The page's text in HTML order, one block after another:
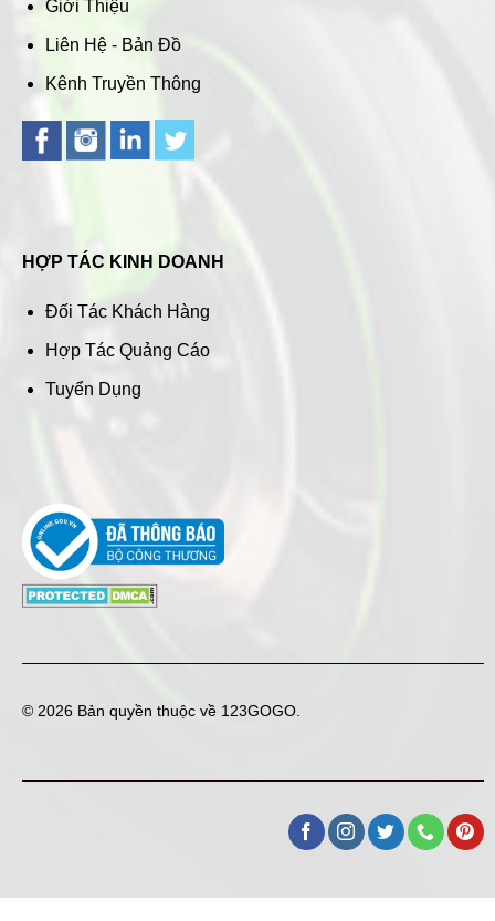
Giới Thiệu
Liên Hệ - Bản Đồ
Kênh Truyền Thông
HỢP TÁC KINH DOANH
Đối Tác Khách Hàng
Hợp Tác Quảng Cáo
Tuyển Dụng
© 2026 Bản quyền thuộc về 123GOGO